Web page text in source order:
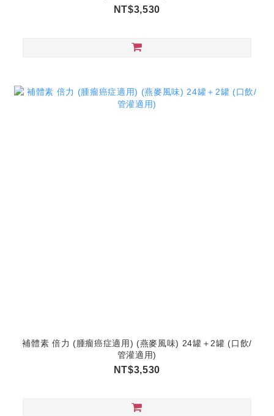
NT$3,530
補體素 倍力 (腫瘤癌症適用) (燕麥風味) 24罐＋2罐 (口飲/
管灌適用)
NT$3,530